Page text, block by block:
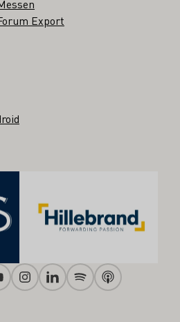
Export
InstagramLinkedinSpotifyApple